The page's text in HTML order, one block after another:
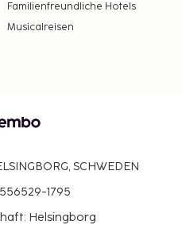
Familienfreundliche Hotels
Musicalreisen
SCHWEDEN
1795
Helsingborg